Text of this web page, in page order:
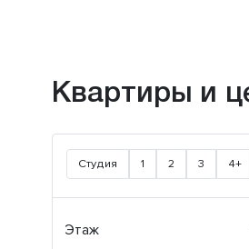
Квартиры и
Студия 1 2 3 4+
Этаж